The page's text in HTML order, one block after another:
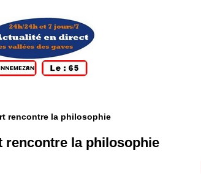
rencontre la philosophie
rencontre la philosophie